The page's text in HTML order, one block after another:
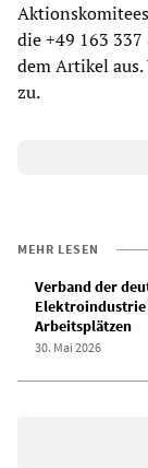
die +49 163
dem Artikel
zu.
MEHR LESEN
Verband der
Elektroindustrie
Arbeitsplätzen
30. Mai 2026